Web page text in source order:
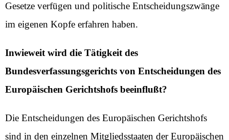
Gesetze verfügen und politische Entscheidungszwänge
im eigenen Kopfe erfahren haben.
Inwieweit wird die Tätigkeit des
Bundesverfassungsgerichts von Entscheidungen des
Europäischen Gerichtshofs beeinflußt?
Die Entscheidungen des Europäischen Gerichtshofs
sind in den einzelnen Mitgliedsstaaten der Europäischen